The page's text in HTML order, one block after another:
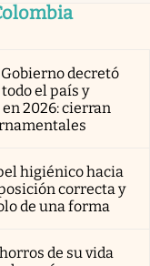
decretó
el país y
2026: cierran
higiénico hacia
correcta y
de una forma
de su vida